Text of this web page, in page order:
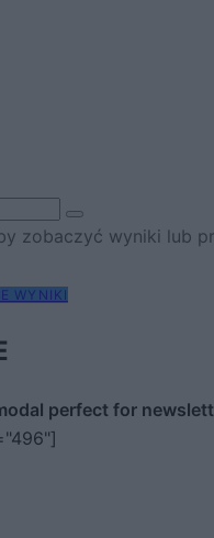
zobaczyć wyniki lub
WYNIKI
perfect for